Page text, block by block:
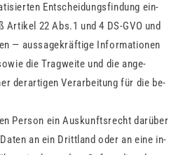
Ent­schei­dungs­fin­dung ein­
22 Abs.1 und 4 DS-GVO und
— aus­sa­ge­kräf­ti­ge In­for­ma­tio­nen
die Trag­wei­te und die an­ge­
der­ar­ti­gen Ver­ar­bei­tung für die be­
Per­son ein Aus­kunfts­recht dar­über
an ein Dritt­land oder an eine in­